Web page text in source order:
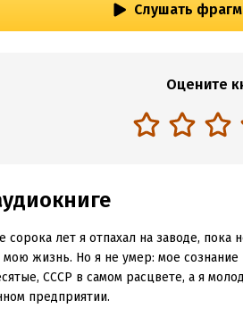
Слушать
Оцените
сорока лет я отпахал на заводе, пока
мою жизнь. Но я не умер: мое
СССР в самом расцвете, а я
предприятии.